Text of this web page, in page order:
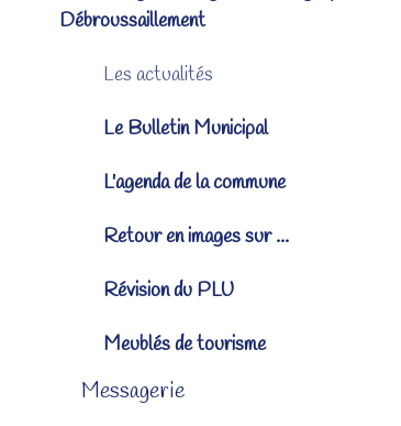
Débroussaillement
Les actualités
Le Bulletin Municipal
L'agenda de la commune
Retour en images sur ...
Révision du PLU
Meublés de tourisme
Messagerie